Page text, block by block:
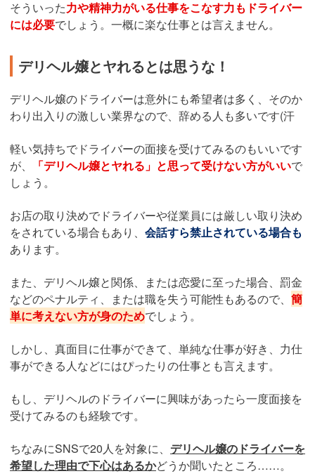
そういった力や精神力がいる仕事をこなす力もドライバー
には必要でしょう。一概に楽な仕事とは言えません。
デリヘル嬢とヤれるとは思うな！
デリヘル嬢のドライバーは意外にも希望者は多く、そのか
わり出入りの激しい業界なので、辞める人も多いです(汗
軽い気持ちでドライバーの面接を受けてみるのもいいです
が、
「デリヘル嬢とヤれる」と思って受けない方がいいで
しょう。
お店の取り決めでドライバーや従業員には厳しい取り決め
をされている場合もあり、 会話すら禁止されている場合も
あります。
また、デリヘル嬢と関係、または恋愛に至った場合、罰金
などのペナルティ、または職を失う可能性もあるので、 簡
単に考えない方が身のためでしょう。
しかし、真面目に仕事ができて、単純な仕事が好き、力仕
事ができる人などにはぴったりの仕事とも言えます。
もし、デリヘルのドライバーに興味があったら一度面接を
受けてみるのも経験です。
ちなみにSNSで20人を対象に、 デリヘル嬢のドライバーを
希望した理由で下心はあるかどうか聞いたところ……。